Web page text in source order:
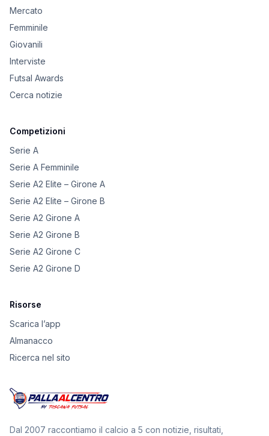
Mercato
Femminile
Giovanili
Interviste
Futsal Awards
Cerca notizie
Competizioni
Serie A
Serie A Femminile
Serie A2 Elite – Girone A
Serie A2 Elite – Girone B
Serie A2 Girone A
Serie A2 Girone B
Serie A2 Girone C
Serie A2 Girone D
Risorse
Scarica l’app
Almanacco
Ricerca nel sito
Dal 2007 raccontiamo il calcio a 5 con notizie, risultati,